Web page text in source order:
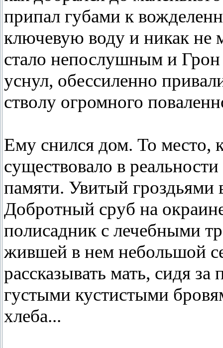
припал губами к
ключевую воду и никак не
стало непослушным и Грон
уснул, обессиленно
стволу огромного
Ему снился дом. То место,
существовало в
памяти. Увитый гроздьями
Добротный сруб на
полисадник с лечебными
жившей в нем небольшой
рассказывать мать, сидя
густыми кустистыми
хлеба...